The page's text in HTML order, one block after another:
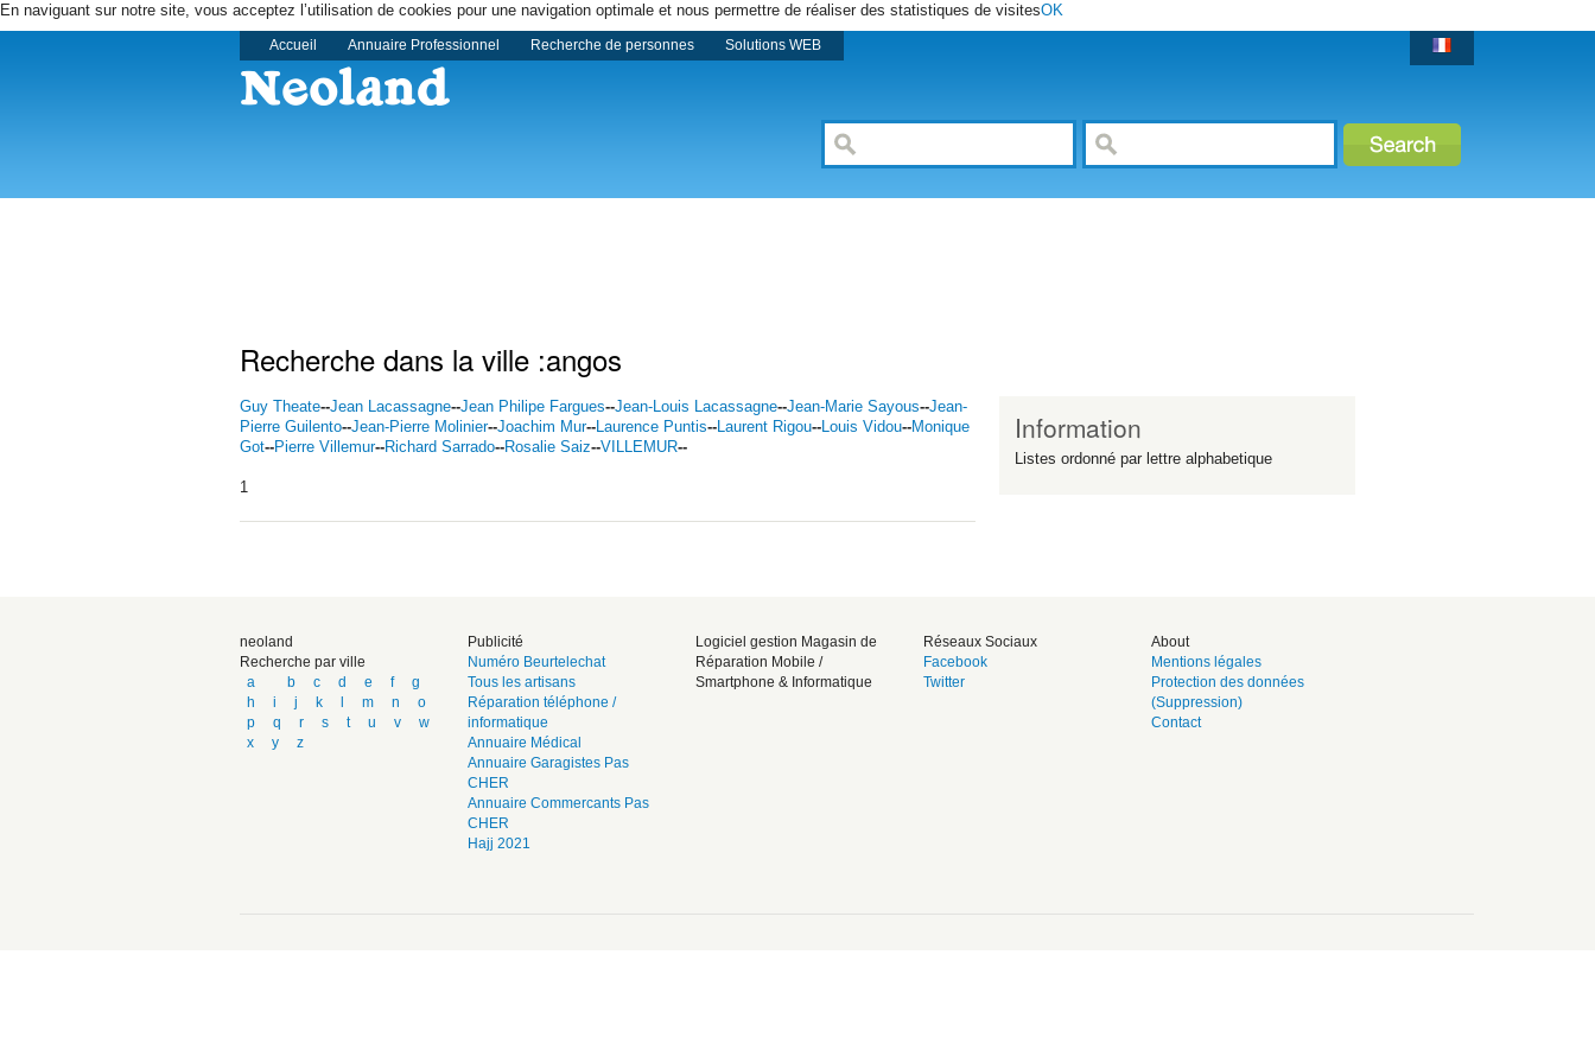
En naviguant sur notre site, vous acceptez l’utilisation de cookies pour une navigation optimale et nous permettre de réaliser des statistiques de visitesOK
Accueil Annuaire Professionnel Recherche de personnes Solutions WEB
Recherche dans la ville :angos
Guy Theate--Jean Lacassagne--Jean Philipe Fargues--Jean-Louis Lacassagne--Jean-Marie Sayous--Jean-
Pierre Guilento--Jean-Pierre Molinier--Joachim Mur--Laurence Puntis--Laurent Rigou--Louis Vidou--Monique
Got--Pierre Villemur--Richard Sarrado--Rosalie Saiz--VILLEMUR--
1
Information
Listes ordonné par lettre alphabetique
neoland
Recherche par ville
a
b c d e f
g
h
i j k l m n
o
p
q r s t u v
w
x
y z
Publicité
Numéro Beurtelechat
Tous les artisans
Réparation téléphone /
informatique
Annuaire Médical
Annuaire Garagistes Pas
CHER
Annuaire Commercants Pas
CHER
Hajj 2021
Logiciel gestion Magasin de
Réparation Mobile /
Smartphone & Informatique
Réseaux Sociaux
Facebook
Twitter
About
Mentions légales
Protection des données
(Suppression)
Contact